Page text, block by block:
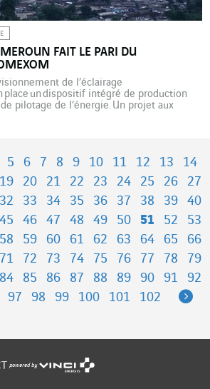
FAIT LE PARI DU
de l’éclairage
place un dispositif intégré de production
pilotage de l’énergie. Un projet aux
5 6 7 8 9 10 11 12 13
14
19 20 21 22 23 24 25 26
27
32 33 34 35 36 37 38 39
40
45 46 47 48 49 50 51 52
53
58 59 60 61 62 63 64 65
66
71 72 73 74 75 76 77 78
79
84 85 86 87 88 89 90 91
92
97 98 99 100 101 102
powered by